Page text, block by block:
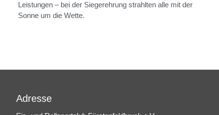
Leistungen – bei der Siegerehrung strahlten alle mit der
Sonne um die Wette.
Adresse